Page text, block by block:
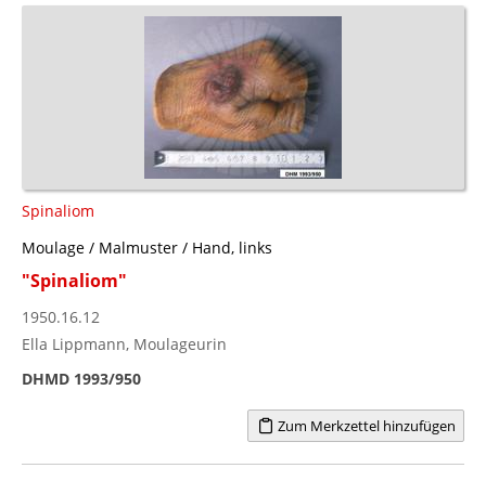
Spinaliom
Moulage / Malmuster / Hand, links
"Spinaliom"
1950.16.12
Ella Lippmann, Moulageurin
DHMD 1993/950
Zum Merkzettel hinzufügen